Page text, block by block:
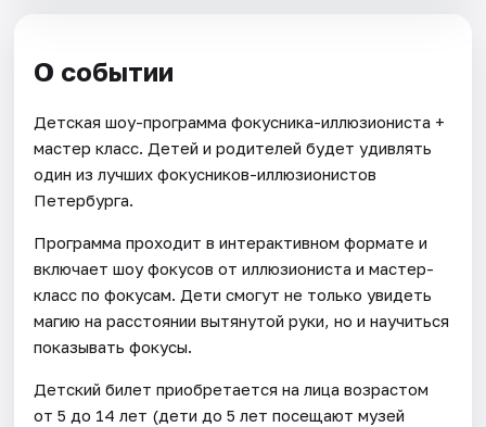
О событии
Детская шоу-программа фокусника-иллюзиониста +
мастер класс. Детей и родителей будет удивлять
один из лучших фокусников-иллюзионистов
Петербурга.
Программа проходит в интерактивном формате и
включает шоу фокусов от иллюзиониста и мастер-
класс по фокусам. Дети смогут не только увидеть
магию на расстоянии вытянутой руки, но и научиться
показывать фокусы.
Детский билет приобретается на лица возрастом
от 5 до 14 лет (дети до 5 лет посещают музей